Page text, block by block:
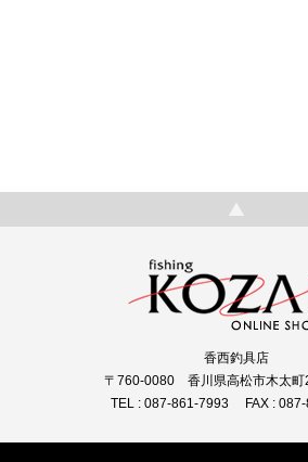
香西釣具店
〒760-0080 香川県高松市木太町
TEL : 087-861-7993 FAX : 087-